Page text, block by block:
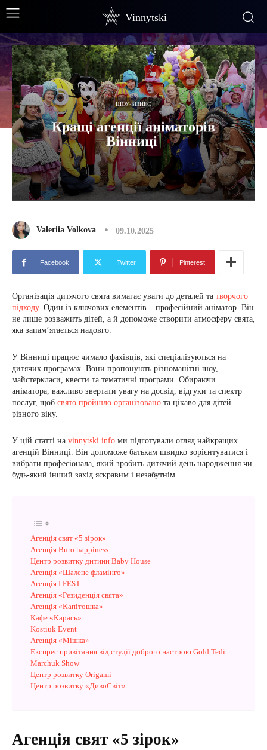
Vinnytski
ШОУ-БІЗНЕС
Кращі агенції аніматорів
Вінниці
Valeriia Volkova 09.10.2025
Facebook Twitter Pinterest
Організація дитячого свята вимагає уваги до деталей та творчого
підходу. Один із ключових елементів – професійний аніматор. Він
не лише розважить дітей, а й допоможе створити атмосферу свята,
яка запам’ятається надовго.
У Вінниці працює чимало фахівців, які спеціалізуються на
дитячих програмах. Вони пропонують різноманітні шоу,
майстеркласи, квести та тематичні програми. Обираючи
аніматора, важливо звертати увагу на досвід, відгуки та спектр
послуг, щоб свято пройшло організовано та цікаво для дітей
різного віку.
У цій статті на vinnytski.info ми підготували огляд найкращих
агенцій Вінниці. Він допоможе батькам швидко зорієнтуватися і
вибрати професіонала, який зробить дитячий день народження чи
будь-який інший захід яскравим і незабутнім.
Агенція свят «5 зірок»
Агенція Buro happiness
Центр розвитку дитини Baby House
Агенція «Шалене фламінго»
Агенція I FEST
Агенція «Резиденція свята»
Агенція «Капітошка»
Кафе «Карась»
Kostiuk Event
Агенція «Мішка»
Експрес привітання від студії доброго настрою Gold Tedi
Marchuk Show
Центр розвитку Origami
Центр розвитку «ДивоСвіт»
Агенція свят «5 зірок»